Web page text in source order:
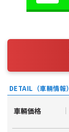
DETAIL（車輛情報）
車輛価格